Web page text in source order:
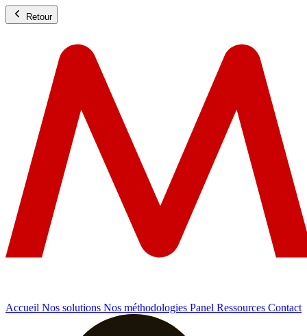
Retour
Accueil Nos solutions Nos méthodologies Panel Ressources Contact